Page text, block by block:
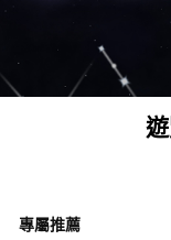
專屬推薦